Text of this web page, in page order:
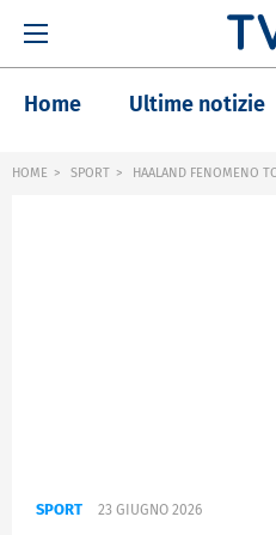
Home Ultime notizie
HOME SPORT HAALAND FENOMENO
SPORT 23 GIUGNO 2026